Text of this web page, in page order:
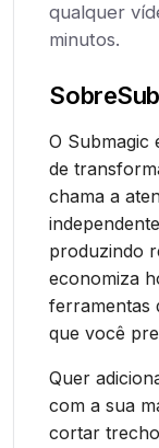
qualquer
minutos.
Sobre
O Submagic
de
chama a
produzindo
economiza
ferramentas
que você
Quer
com a sua
cortar